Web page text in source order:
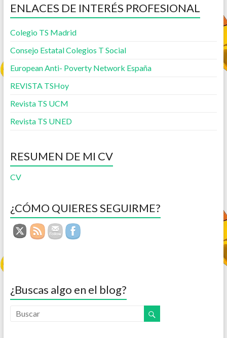
ENLACES DE INTERÉS PROFESIONAL
Colegio TS Madrid
Consejo Estatal Colegios T Social
European Anti- Poverty Network España
REVISTA TSHoy
Revista TS UCM
Revista TS UNED
RESUMEN DE MI CV
CV
¿CÓMO QUIERES SEGUIRME?
¿Buscas algo en el blog?